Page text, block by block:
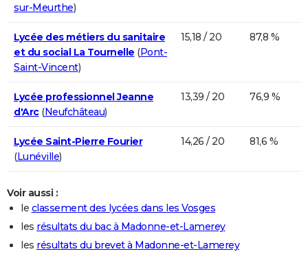
sur-Meurthe)
Lycée des métiers du sanitaire
et du social La Tournelle (Pont-
Saint-Vincent)
15,18 / 20 87,8 %
Lycée professionnel Jeanne
d'Arc(Neufchâteau)
13,39 / 20 76,9 %
Lycée Saint-Pierre Fourier
(Lunéville)
14,26 / 20 81,6 %
Voir aussi :
le classement des lycées dans les Vosges
les résultats du bac à Madonne-et-Lamerey
les résultats du brevet à Madonne-et-Lamerey